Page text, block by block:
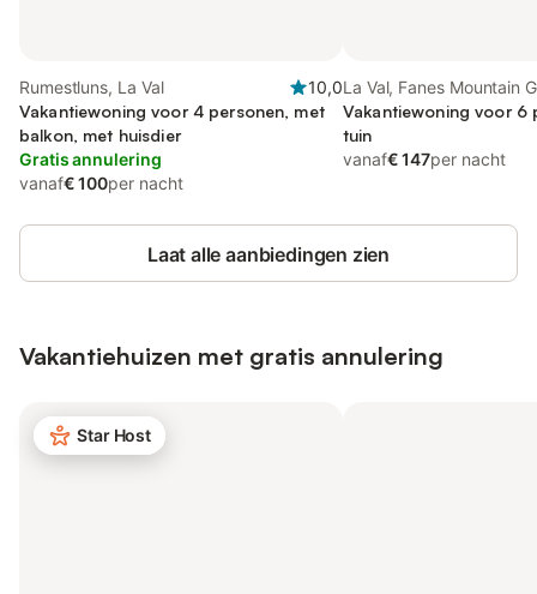
Rumestluns, La Val
10,0
Vakantiewoning voor 4 personen, met
balkon, met huisdier
Gratis annulering
vanaf€ 100per nacht
La Val, Fanes Mountain
Vakantiewoning voor 6
tuin
vanaf€ 147per nacht
Laat alle aanbiedingen zien
Vakantiehuizen met gratis annulering
Star Host